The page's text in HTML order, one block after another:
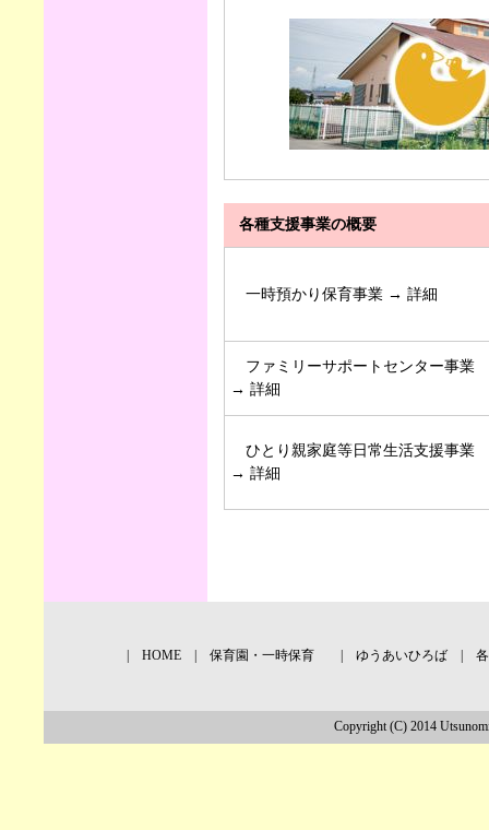
各種支援事業の概要
一時預かり保育事業 → 詳細
ファミリーサポートセンター事業
→ 詳細
ひとり親家庭等日常生活支援事業
→ 詳細
HOME 保育園・一時保育 ゆうあいひろば
Copyright (C) 2014